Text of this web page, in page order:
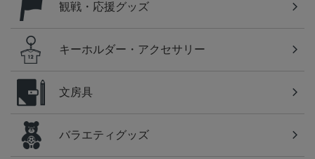
観戦・応援グッズ
キーホルダー・アクセサリー
文房具
バラエティグッズ